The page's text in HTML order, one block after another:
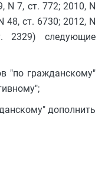
N 7, ст. 772; 2010, N
48, ст. 6730; 2012, N
2329) следующие
"по гражданскому"
дополнить